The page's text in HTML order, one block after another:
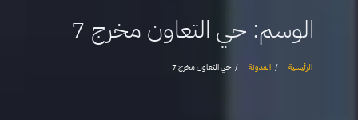
الوسم: حي التعاون مخرج 7
الرئيسية المدونة حي التعاون مخرج 7